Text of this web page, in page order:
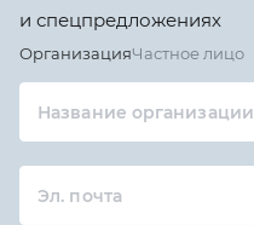
и спецпредложениях
ОрганизацияЧастное лицо
Название организации
Эл. почта